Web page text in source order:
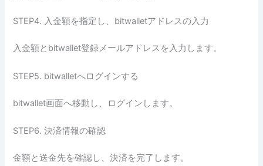
STEP4. 入金額を指定し、bitwalletアドレスの入力
入金額とbitwallet登録メールアドレスを入力します。
STEP5. bitwalletへログインする
bitwallet画面へ移動し、ログインします。
STEP6. 決済情報の確認
金額と送金先を確認し、決済を完了します。